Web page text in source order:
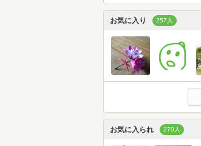
お気に入り 257人
お気に入られ 270人